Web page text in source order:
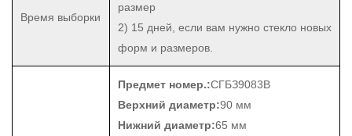
Время выборки
размер
2) 15 дней, если вам нужно стекло новых
форм и размеров.
Предмет номер.:СГБЗ9083В
Верхний диаметр:90 мм
Нижний диаметр:65 мм